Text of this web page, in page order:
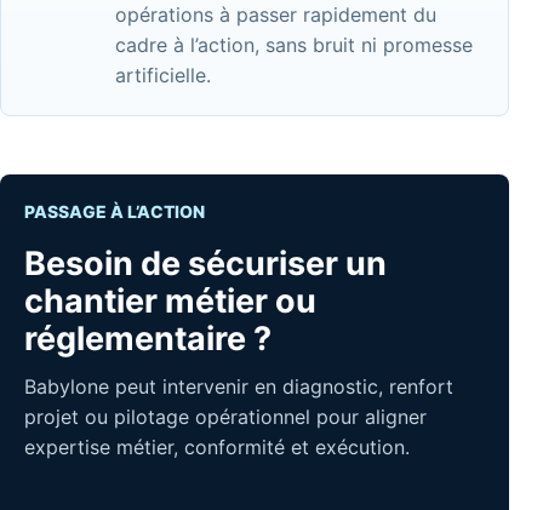
opérations à passer rapidement du
cadre à l’action, sans bruit ni promesse
artificielle.
PASSAGE À L’ACTION
Besoin de sécuriser un
chantier métier ou
réglementaire ?
Babylone peut intervenir en diagnostic, renfort
projet ou pilotage opérationnel pour aligner
expertise métier, conformité et exécution.